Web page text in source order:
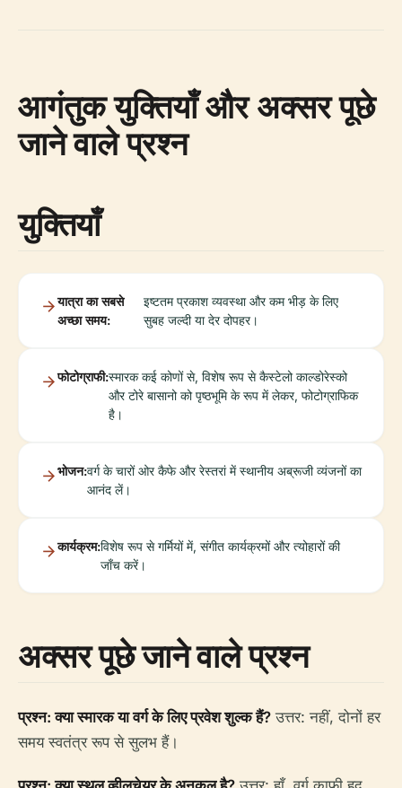
आगंतुक युक्तियाँ और अक्सर पूछे
जाने वाले प्रश्न
युक्तियाँ
यात्रा का सबसे
अच्छा समय:
इष्टतम प्रकाश व्यवस्था और कम भीड़ के लिए
सुबह जल्दी या देर दोपहर।
फोटोग्राफी:स्मारक कई कोणों से, विशेष रूप से कैस्टेलो काल्डोरेस्को
और टोरे बासानो को पृष्ठभूमि के रूप में लेकर, फोटोग्राफिक
है।
भोजन:वर्ग के चारों ओर कैफे और रेस्तरां में स्थानीय अब्रूजी व्यंजनों का
आनंद लें।
कार्यक्रम:विशेष रूप से गर्मियों में, संगीत कार्यक्रमों और त्योहारों की
जाँच करें।
अक्सर पूछे जाने वाले प्रश्न
प्रश्न: क्या स्मारक या वर्ग के लिए प्रवेश शुल्क हैं? उत्तर: नहीं, दोनों हर
समय स्वतंत्र रूप से सुलभ हैं।